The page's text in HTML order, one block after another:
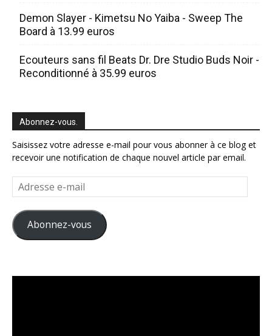
Demon Slayer - Kimetsu No Yaiba - Sweep The
Board à 13.99 euros
Ecouteurs sans fil Beats Dr. Dre Studio Buds Noir -
Reconditionné à 35.99 euros
Abonnez-vous.
Saisissez votre adresse e-mail pour vous abonner à ce blog et
recevoir une notification de chaque nouvel article par email.
Adresse
e-
mail
Abonnez-vous